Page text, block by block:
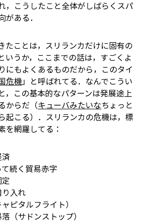
，こうしたこと全体がしばらくスパ
ある．
たことは，スリランカだけに固有の
いうか，ここまでの話は，すごくよ
りにもよくあるものだから，このタイ
危機」と呼ばれてる．なんでこうい
，この基本的なパターンは発展途上
からだ（キューバみたいなちょっと
起こる）．スリランカの危機は，標
を網羅してる：
続く貿易赤字
入れ
ピタルフライト）
（サドンストップ）